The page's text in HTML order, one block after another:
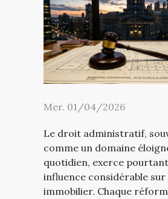
Mer. 01/04/2026
Le droit administratif,
comme un domaine
quotidien, exerce
influence considérable
immobilier. Chaque